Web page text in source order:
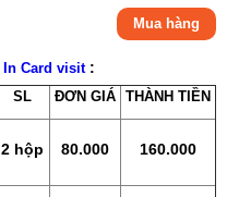
Mua hàng
In Card visit :
SL ĐƠN GIÁ THÀNH TIỀN
2 hộp 80.000 160.000